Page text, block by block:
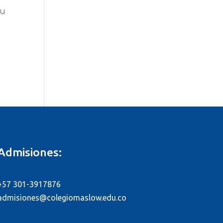
301-3917876